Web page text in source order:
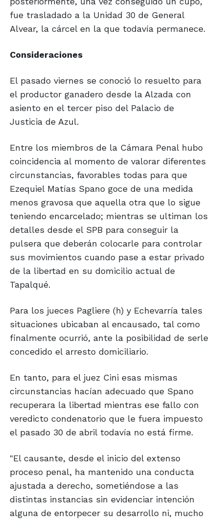
fue trasladado a la Unidad 30 de General
Alvear, la cárcel en la que todavía permanece.
Consideraciones
El pasado viernes se conoció lo resuelto para
el productor ganadero desde la Alzada con
asiento en el tercer piso del Palacio de
Justicia de Azul.
Entre los miembros de la Cámara Penal hubo
coincidencia al momento de valorar diferentes
circunstancias, favorables todas para que
Ezequiel Matías Spano goce de una medida
menos gravosa que aquella otra que lo sigue
teniendo encarcelado; mientras se ultiman los
detalles desde el SPB para conseguir la
pulsera que deberán colocarle para controlar
sus movimientos cuando pase a estar privado
de la libertad en su domicilio actual de
Tapalqué.
Para los jueces Pagliere (h) y Echevarría tales
situaciones ubicaban al encausado, tal como
finalmente ocurrió, ante la posibilidad de serle
concedido el arresto domiciliario.
En tanto, para el juez Cini esas mismas
circunstancias hacían adecuado que Spano
recuperara la libertad mientras ese fallo con
veredicto condenatorio que le fuera impuesto
el pasado 30 de abril todavía no está firme.
"El causante, desde el inicio del extenso
proceso penal, ha mantenido una conducta
ajustada a derecho, sometiéndose a las
distintas instancias sin evidenciar intención
alguna de entorpecer su desarrollo ni, mucho